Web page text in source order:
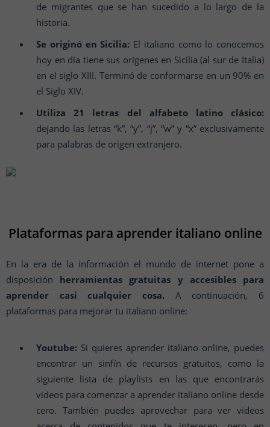
de migrantes que se han sucedido a lo largo de la
historia.
Se originó en Sicilia: El italiano como lo conocemos
hoy en día tiene sus orígenes en Sicilia (al sur de Italia)
en el siglo XIII. Terminó de conformarse en un 90% en
el Siglo XIV.
Utiliza 21 letras del alfabeto latino clásico:
dejando las letras “k”, “y”, “j”, “w” y “x” exclusivamente
para palabras de origen extranjero.
Plataformas para aprender italiano online
En la era de la información el mundo de internet pone a
disposición herramientas gratuitas y accesibles para
aprender casi cualquier cosa. A continuación, 6
plataformas para mejorar tu italiano online:
Youtube: Si quieres aprender italiano online, puedes
encontrar un sinfín de recursos gratuitos, como la
siguiente lista de playlists en las que encontrarás
videos para comenzar a aprender italiano online desde
cero. También puedes aprovechar para ver videos